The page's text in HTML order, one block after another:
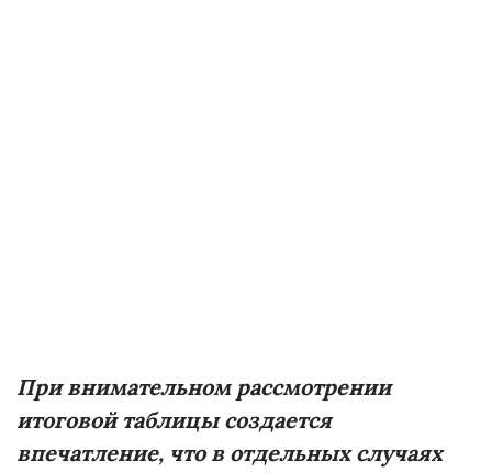
При внимательном рассмотрении
итоговой таблицы создается
впечатление, что в отдельных случаях